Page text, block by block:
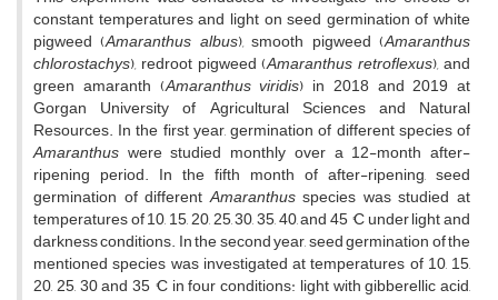
constant temperatures and light on seed germination of white
pigweed (Amaranthus albus),smooth pigweed (Amaranthus
chlorostachys),redroot pigweed (Amaranthus retroflexus),and
green amaranth (Amaranthus viridis) in 2018 and 2019 at
Gorgan University of Agricultural Sciences and Natural
Resources. In the first year, germination of different species of
Amaranthus were studied monthly over a 12-month after-
ripening period. In the fifth month of after-ripening, seed
germination of differentAmaranthusspecies was studied at
temperatures of 10, 15, 20, 25, 30, 35, 40, and 45 °C under light and
darkness conditions. In the second year, seed germination of the
mentioned species was investigated at temperatures of 10, 15,
20, 25, 30 and 35 °C in four conditions: light with gibberellic acid,